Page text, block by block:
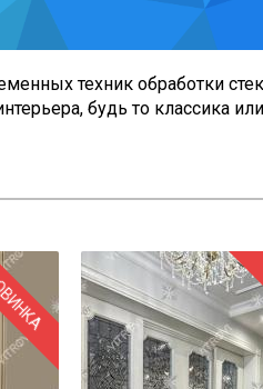
техник обработки
будь то классика или